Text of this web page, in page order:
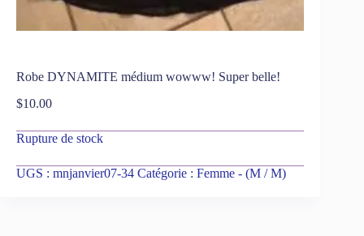
Robe DYNAMITE médium wowww! Super belle!
$10.00
Rupture de stock
UGS : mnjanvier07-34 Catégorie : Femme - (M / M)